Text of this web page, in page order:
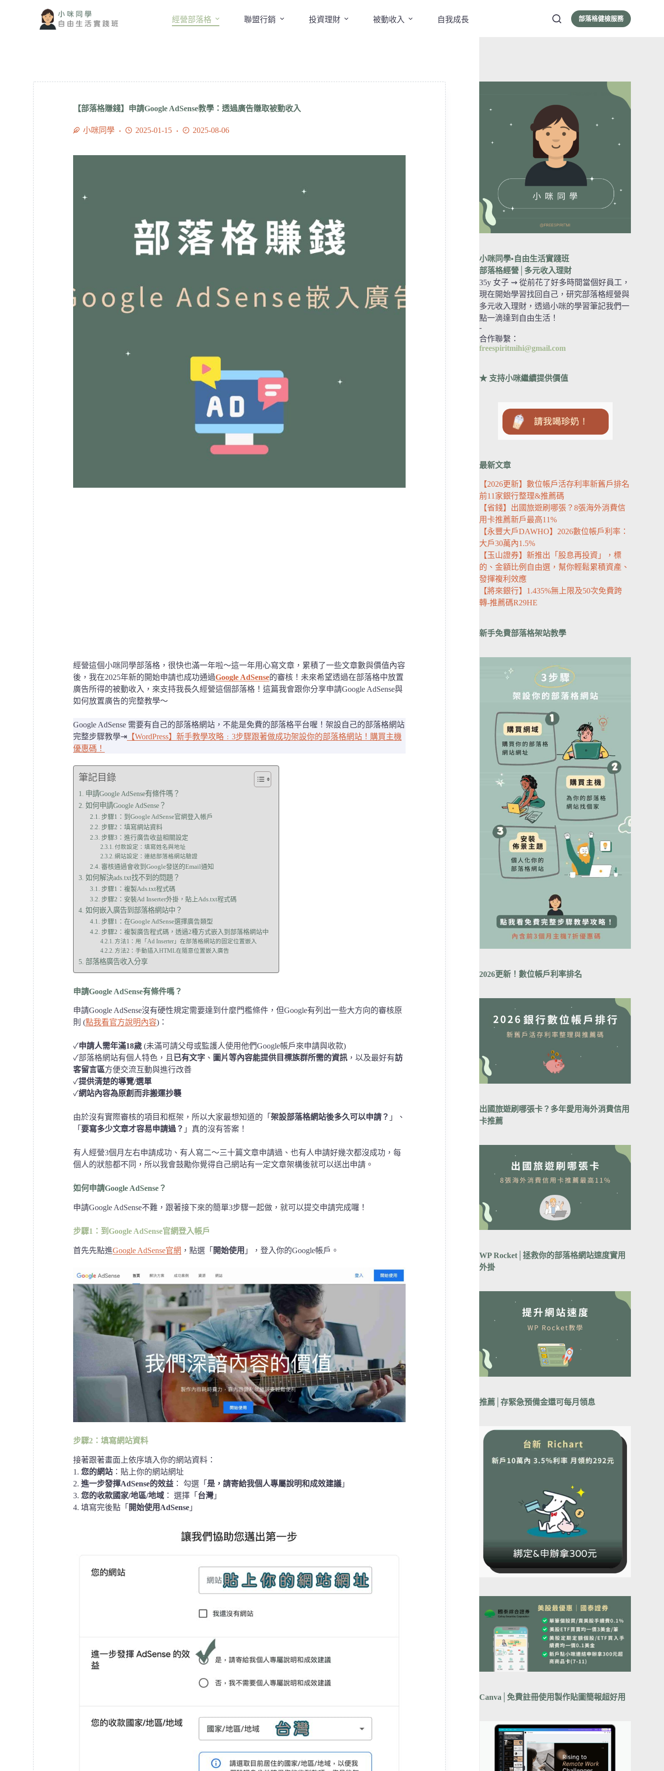
經營部落格 聯盟行銷 投資理財 被動收入 自我成長 部落格健檢服務
【部落格賺錢】申請Google AdSense教學：透過廣告賺取被動收入
小咪同學 2025-01-15 2025-08-06
經營這個小咪同學部落格，很快也滿一年啦～這一年用心寫文章，累積了一些文章數與價值內容
後，我在2025年新的開始申請也成功通過Google AdSense的審核！未來希望透過在部落格中放置
廣告所得的被動收入，來支持我長久經營這個部落格！這篇我會跟你分享申請Google AdSense與
如何放置廣告的完整教學～
Google AdSense 需要有自己的部落格網站，不能是免費的部落格平台喔！架設自己的部落格網站
完整步驟教學⇥ 【WordPress】新手教學攻略﹕3步驟跟著做成功架設你的部落格網站！購買主機
優惠碼！
筆記目錄
申請Google AdSense有條件嗎？
如何申請Google AdSense？
步驟1：到Google AdSense官網登入帳戶
步驟2：填寫網站資料
步驟3：進行廣告收益相關設定
付款設定：填寫姓名與地址
網站設定：連結部落格網站驗證
審核通過會收到Google發送的Email通知
如何解決ads.txt找不到的問題？
步驟1：複製Ads.txt程式碼
步驟2：安裝Ad Inserter外掛，貼上Ads.txt程式碼
如何嵌入廣告到部落格網站中？
步驟1：在Google AdSense選擇廣告類型
步驟2：複製廣告程式碼，透過2種方式嵌入到部落格網站中
方法1：用「Ad Inserter」在部落格網站的固定位置嵌入
方法2：手動插入HTML在隨意位置嵌入廣告
部落格廣告收入分享
申請Google AdSense有條件嗎？
申請Google AdSense沒有硬性規定需要達到什麼門檻條件，但Google有列出一些大方向的審核原
則 (點我看官方說明內容)：
✓申請人需年滿18歲 (未滿可請父母或監護人使用他們Google帳戶來申請與收款)
✓部落格網站有個人特色，且已有文字 、 圖片等內容能提供目標族群所需的資訊 ，以及最好有訪
客留言區方便交流互動與進行改善
✓提供清楚的導覽/選單
✓網站內容為原創而非搬運抄襲
由於沒有實際審核的項目和框架，所以大家最想知道的「架設部落格網站後多久可以申請？ 」、
「要寫多少文章才容易申請過？ 」真的沒有答案！
有人經營3個月左右申請成功、有人寫二～三十篇文章申請過、也有人申請好幾次都沒成功，每
個人的狀態都不同，所以我會鼓勵你覺得自己網站有一定文章架構後就可以送出申請。
如何申請Google AdSense？
申請Google AdSense不難，跟著接下來的簡單3步驟一起做，就可以提交申請完成囉！
步驟1：到Google AdSense官網登入帳戶
首先先點進Google AdSense官網 ，點選「 開始使用 」，登入你的Google帳戶。
步驟2：填寫網站資料
接著跟著畫面上依序填入你的網站資料：
1.您的網站 ：貼上你的網站網址
2.進一步發揮AdSense的效益 ： 勾選「 是，請寄給我個人專屬說明和成效建議 」
3.您的收款國家/地區/地域 ： 選擇「 台灣 」
4. 填寫完後點「 開始使用AdSense 」
小咪同學•自由生活實踐班
部落格經營 │多元收入理財
35y 女子 ⇝ 從前花了好多時間當個好員工，
現在開始學習找回自己，研究部落格經營與
多元收入理財，透過小咪的學習筆記我們一
點一滴達到自由生活！
-
合作聯繫：
freespiritmihi@gmail.com
★ 支持小咪繼續提供價值
最新文章
【2026更新】數位帳戶活存利率新舊戶排名
前11家銀行整理&推薦碼
【省錢】出國旅遊刷哪張？8張海外消費信
用卡推薦新戶最高11%
【永豐大戶DAWHO】2026數位帳戶利率：
大戶30萬內1.5%
【玉山證券】新推出「股息再投資」，標
的、金額比例自由選，幫你輕鬆累積資產、
發揮複利效應
【將來銀行】1.435%無上限及50次免費跨
轉-推薦碼R29HE
新手免費部落格架站教學
2026更新！數位帳戶利率排名
出國旅遊刷哪張卡？ 多年愛用海外消費信用
卡推薦
WP Rocket│拯救你的部落格網站速度實用
外掛
推薦│存緊急預備金還可每月領息
Canva │免費註冊使用製作貼圖簡報超好用